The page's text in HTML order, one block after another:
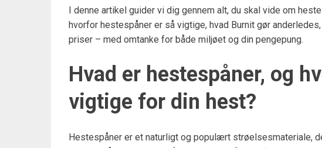
I denne artikel guider vi dig gennem alt, du skal vide om
hvorfor hestespåner er så vigtige, hvad Burnit gør
priser – med omtanke for både miljøet og din pengepung.
Hvad er hestespåner, og
vigtige for din hest?
Hestespåner er et naturligt og populært strøelsesmateriale,